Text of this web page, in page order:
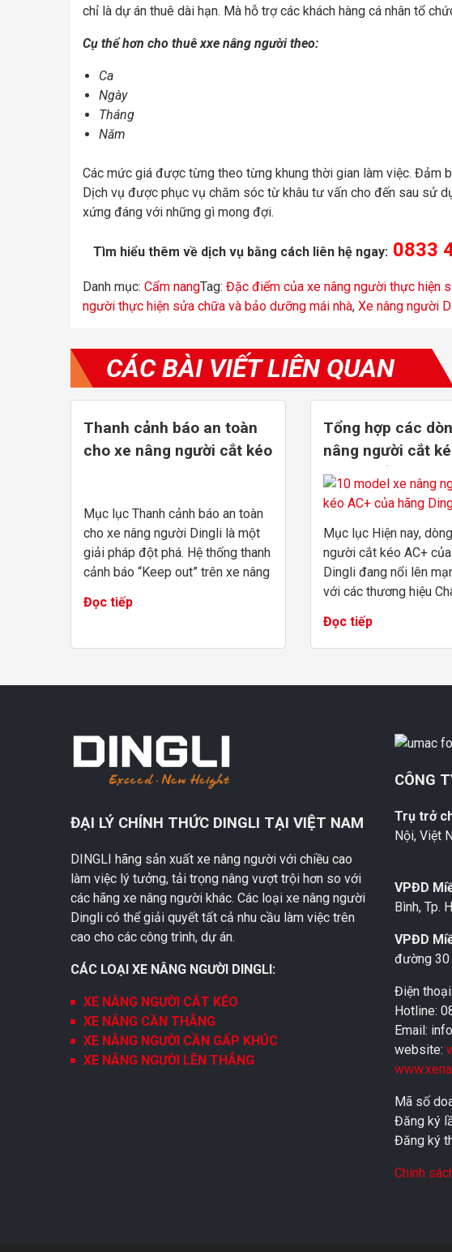
chỉ là dự án thuê dài hạn. Mà hỗ trợ các khách hàng cá nhân tổ
Cụ thể hơn cho thuê xxe nâng người theo:
Ca
Ngày
Tháng
Năm
Các mức giá được từng theo từng khung thời gian làm việc. Đảm
Dịch vụ được phục vụ chăm sóc từ khâu tư vấn cho đến sau sử
xứng đáng với những gì mong đợi.
Tìm hiểu thêm về dịch vụ bằng cách liên hệ ngay: 0833
Danh mục: Cẩm nangTag: Đặc điểm của xe nâng người thực hiện
người thực hiện sửa chữa và bảo dưỡng mái nhà, Xe nâng người
CÁC BÀI VIẾT LIÊN QUAN
Thanh cảnh báo an toàn
cho xe nâng người cắt kéo
Mục lục Thanh cảnh báo an toàn
cho xe nâng người Dingli là một
giải pháp đột phá. Hệ thống thanh
cảnh báo “Keep out” trên xe nâng
MAC Việt Nam. Hệ thống thanh ...
Đọc tiếp
Tổng hợp các
nâng người cắt
từ 8m đến 16m
Mục lục Hiện nay,
người cắt kéo AC+
Dingli đang nổi lên
với các thương hiệu
công nghiệp đòi hỏi
gao, việc lựa...
Đọc tiếp
ĐẠI LÝ CHÍNH THỨC DINGLI TẠI VIỆT NAM
DINGLI hãng sản xuất xe nâng người với chiều cao
làm việc lý tưởng, tải trọng nâng vượt trội hơn so với
các hãng xe nâng người khác. Các loại xe nâng người
Dingli có thể giải quyết tất cả nhu cầu làm việc trên
cao cho các công trình, dự án.
CÁC LOẠI XE NÂNG NGƯỜI DINGLI:
XE NÂNG NGƯỜI CẮT KÉO
XE NÂNG CẦN THẲNG
XE NÂNG NGƯỜI CẦN GẤP KHÚC
XE NÂNG NGƯỜI LÊN THẲNG
CÔNG
Trụ trở
Nội, Việt
VPĐD
Bình, Tp.
VPĐD
đường 30
Điện
Hotline:
Email:
website:
Mã số
Đăng ký
Đăng ký
Chính